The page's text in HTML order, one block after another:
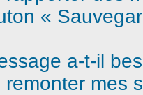
«
a-t-il
mes